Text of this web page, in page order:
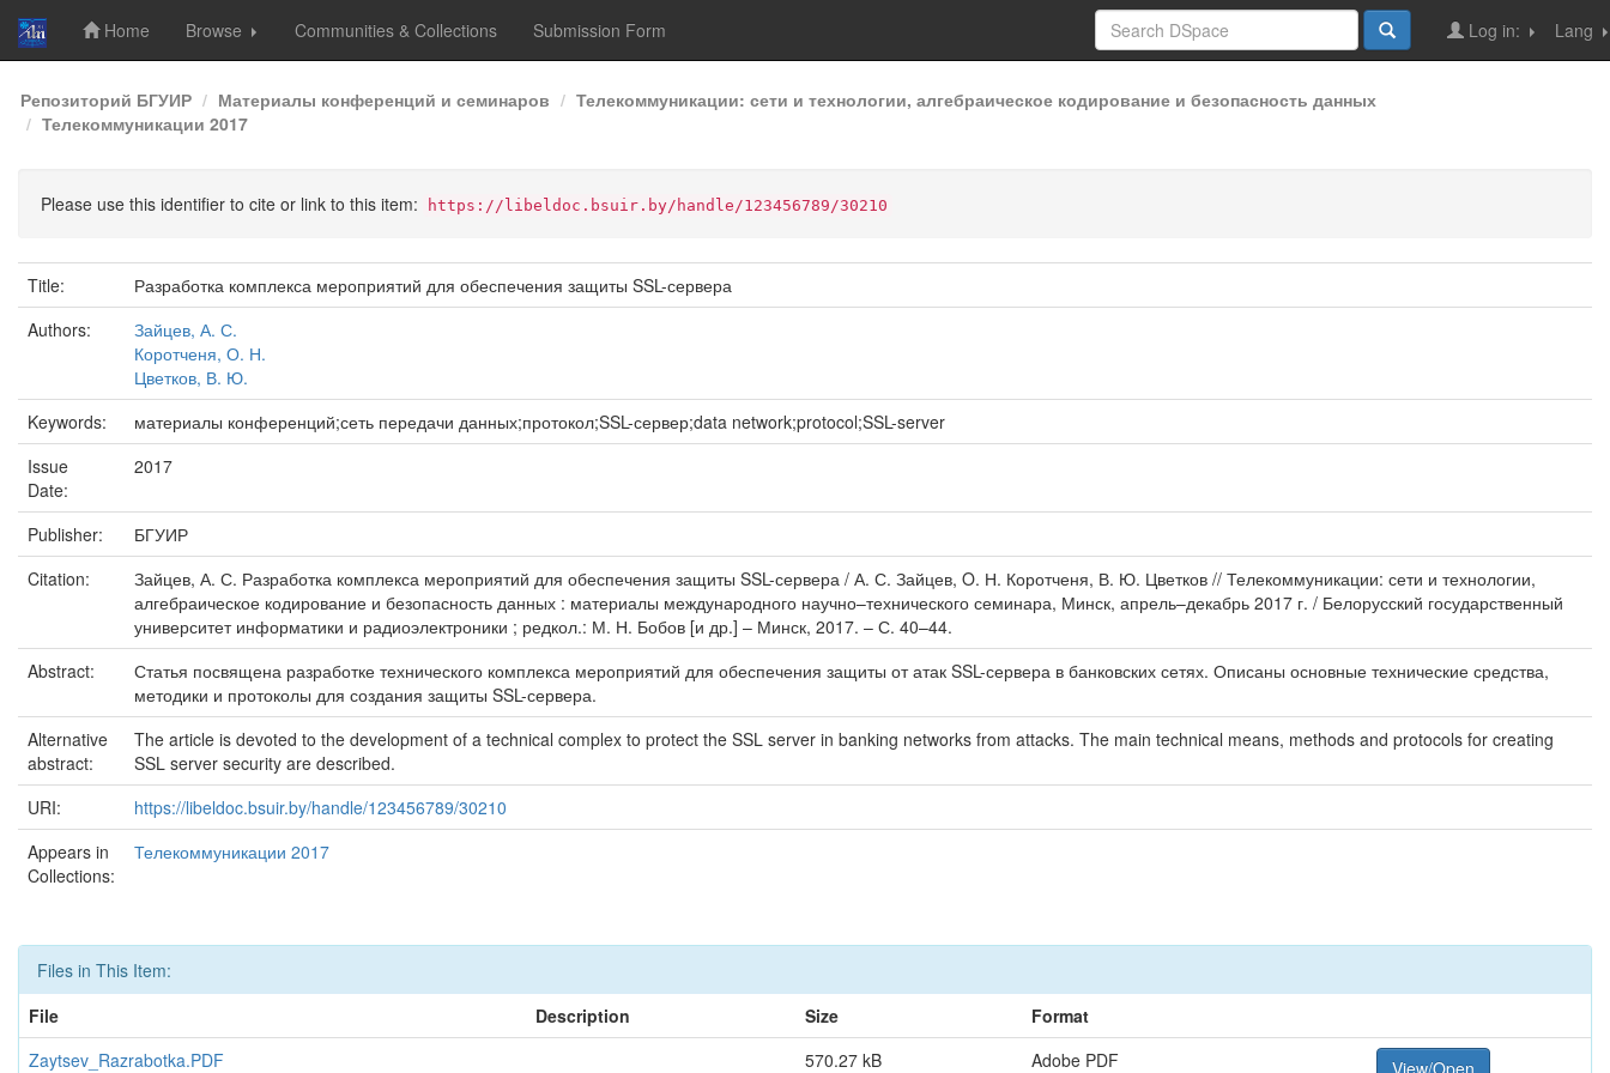
Skip
navigation
Home Browse Communities & Collections Submission Form Lang
Log in:
Репозиторий БГУИР Материалы конференций и семинаров
Телекоммуникации: сети и технологии, алгебраическое кодирование и безопасность данных
Телекоммуникации 2017
Please use this identifier to cite or link to this item: https://libeldoc.bsuir.by/handle/123456789/30210
Title:
Разработка комплекса мероприятий для обеспечения защиты SSL-сервера
Authors:
Зайцев, А. С.
Коротченя, О. Н.
Цветков, В. Ю.
Keywords:
материалы конференций;сеть передачи данных;протокол;SSL-сервер;data network;protocol;SSL-server
Issue
Date:
2017
Publisher:
БГУИР
Citation:
Зайцев, А. С. Разработка комплекса мероприятий для обеспечения защиты SSL-сервера / А. С. Зайцев, O. Н. Коротченя, В. Ю. Цветков // Телекоммуникации: сети и технологии,
алгебраическое кодирование и безопасность данных : материалы международного научно–технического семинара, Минск, апрель–декабрь 2017 г. / Белорусский государственный
университет информатики и радиоэлектроники ; редкол.: М. Н. Бобов [и др.] – Минск, 2017. – С. 40–44.
Abstract:
Статья посвящена разработке технического комплекса мероприятий для обеспечения защиты от атак SSL-сервера в банковских сетях. Описаны основные технические средства,
методики и протоколы для создания защиты SSL-сервера.
Alternative
abstract:
The article is devoted to the development of a technical complex to protect the SSL server in banking networks from attacks. The main technical means, methods and protocols for creating
SSL server security are described.
URI:
https://libeldoc.bsuir.by/handle/123456789/30210
Appears in
Collections:
Телекоммуникации 2017
Files in This Item:
File
Description Size
Format
Zaytsev_Razrabotka.PDF
570.27 kB Adobe PDF View/Open